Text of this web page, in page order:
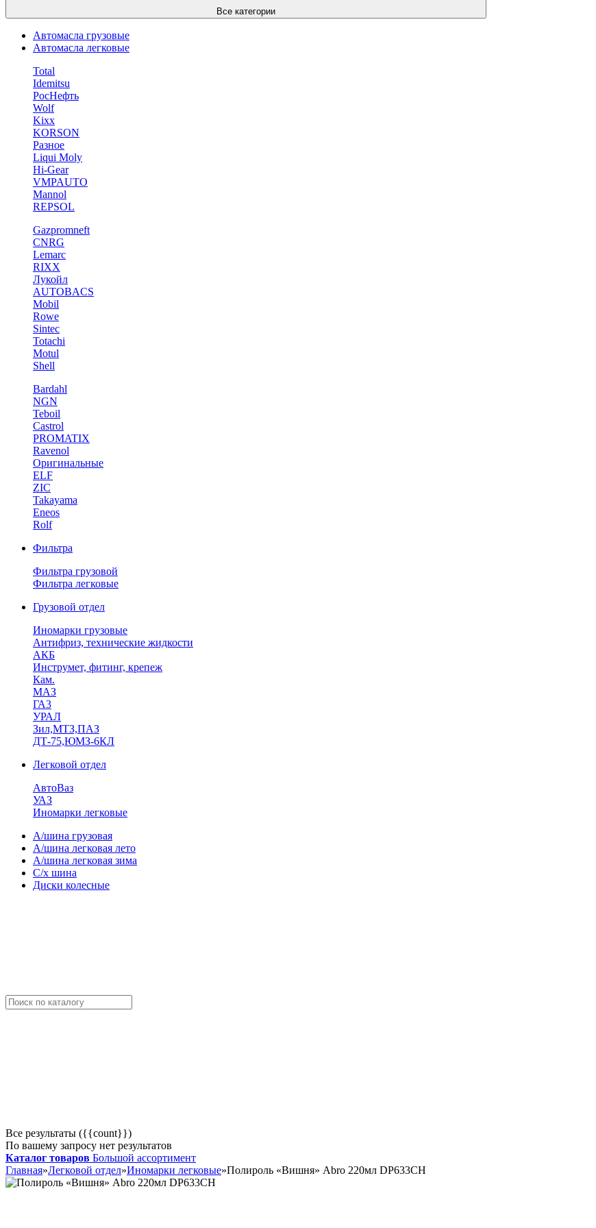
Все категории
Автомасла грузовые
Автомасла легковые
Total
Idemitsu
РосНефть
Wolf
Kixx
KORSON
Разное
Liqui Moly
Hi-Gear
VMPAUTO
Mannol
REPSOL
Gazpromneft
CNRG
Lemarc
RIXX
Лукойл
AUTOBACS
Mobil
Rowe
Sintec
Totachi
Motul
Shell
Bardahl
NGN
Teboil
Castrol
PROMATIX
Ravenol
Оригинальные
ELF
ZIC
Takayama
Eneos
Rolf
Фильтра
Фильтра грузовой
Фильтра легковые
Грузовой отдел
Иномарки грузовые
Антифриз, технические жидкости
АКБ
Инструмет, фитинг, крепеж
Кам.
МАЗ
ГА3
УРАЛ
Зил,МТЗ,ПАЗ
ДТ-75,ЮМЗ-6КЛ
Легковой отдел
АвтоВаз
УАЗ
Иномарки легковые
А/шина грузовая
А/шина легковая лето
А/шина легковая зима
С/х шина
Диски колесные
Все результаты ({{count}})
По вашему запросу нет результатов
Каталог товаров Большой ассортимент
Главная»Легковой отдел»Иномарки легковые»Полироль «Вишня» Abro 220мл DP633CH